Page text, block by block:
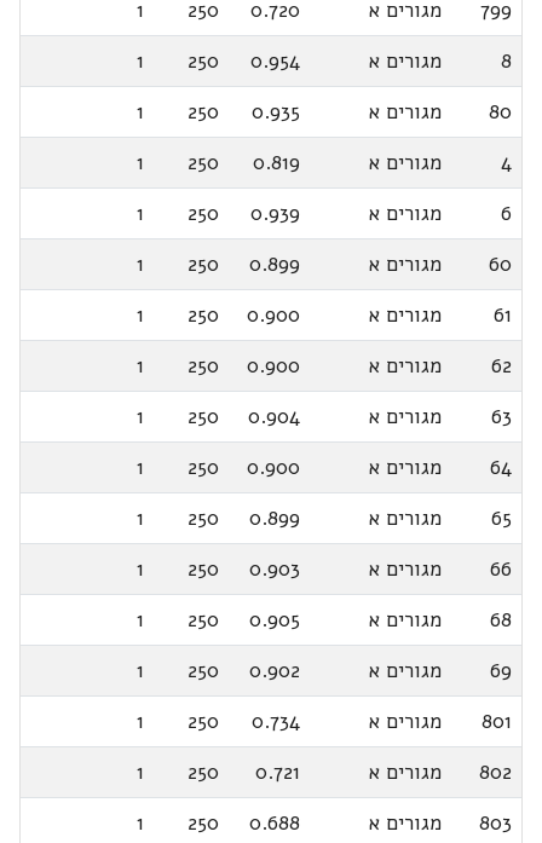
799
מגורים א 0.720
250
1
8
מגורים א 0.954
250
1
80
מגורים א 0.935
250
1
4
מגורים א 0.819
250
1
6
מגורים א 0.939
250
1
60
מגורים א 0.899
250
1
61
מגורים א 0.900
250
1
62
מגורים א 0.900
250
1
63
מגורים א 0.904
250
1
64
מגורים א 0.900
250
1
65
מגורים א 0.899
250
1
66
מגורים א 0.903
250
1
68
מגורים א 0.905
250
1
69
מגורים א 0.902
250
1
801
מגורים א 0.734
250
1
802
מגורים א 0.721
250
1
803
מגורים א 0.688
250
1